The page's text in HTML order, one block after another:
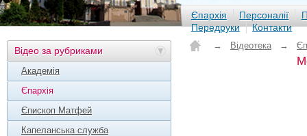
Єпархія Персоналії
Передруки
Контакти
Відео за рубриками
Академія
Єпархія
Єпископ Матфей
Капеланська служба
→ Відеотека →